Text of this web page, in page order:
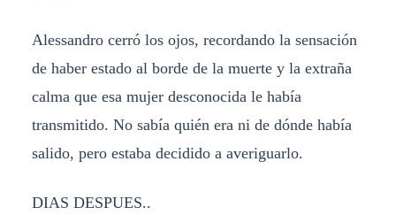
Alessandro cerró los ojos, recordando la sensación
de haber estado al borde de la muerte y la extraña
calma que esa mujer desconocida le había
transmitido. No sabía quién era ni de dónde había
salido, pero estaba decidido a averiguarlo.
DIAS DESPUES..